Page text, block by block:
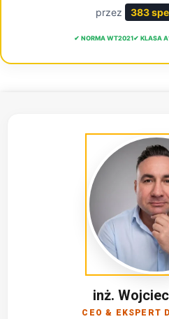
przez
383
✔ NORMA WT2021✔ KLASA
inż.
CEO & EKSPERT